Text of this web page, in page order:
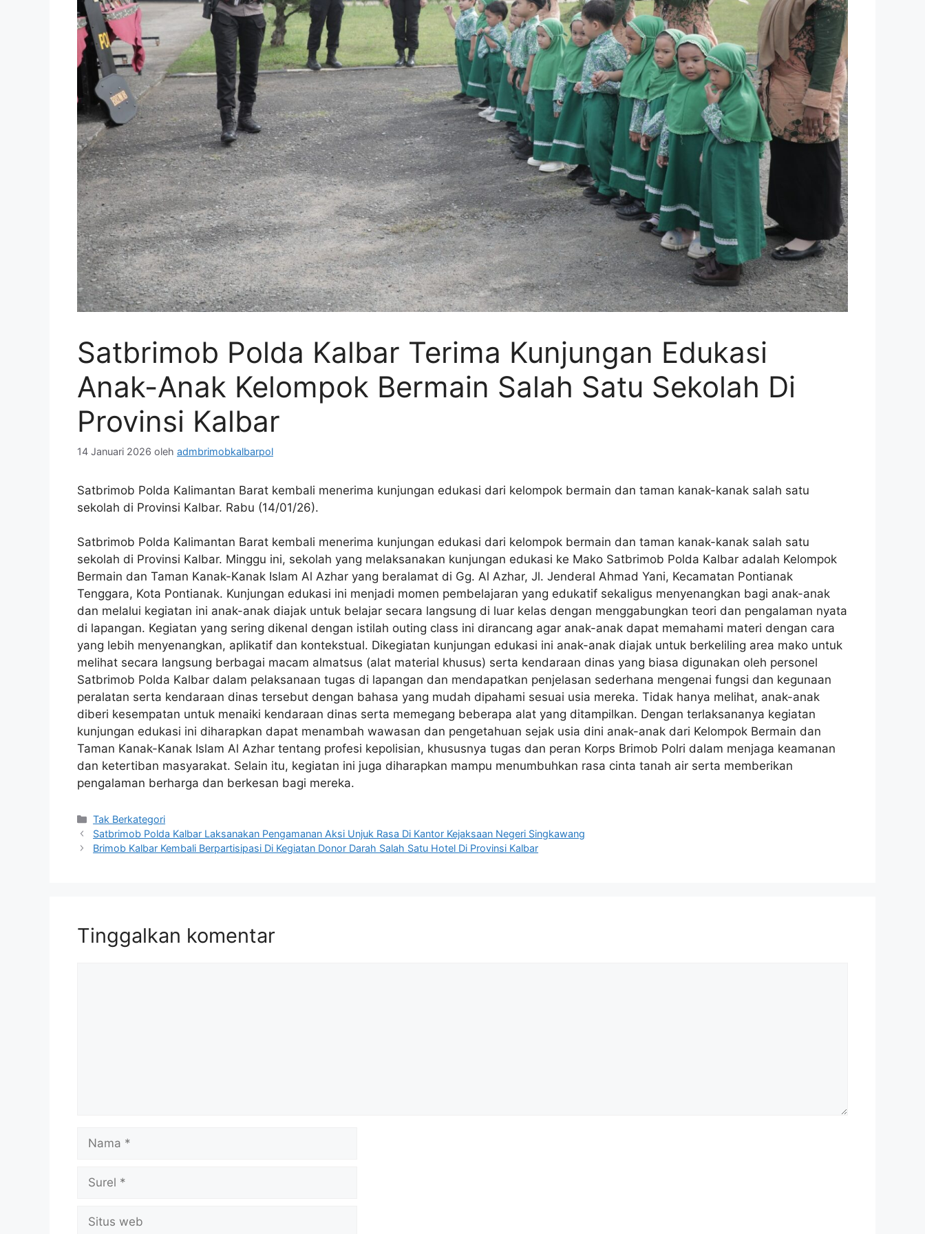
Satbrimob Polda Kalbar Terima Kunjungan Edukasi
Anak-Anak Kelompok Bermain Salah Satu Sekolah Di
Provinsi Kalbar
14 Januari 2026 oleh admbrimobkalbarpol
Satbrimob Polda Kalimantan Barat kembali menerima kunjungan edukasi dari kelompok bermain dan taman kanak-kanak salah satu
sekolah di Provinsi Kalbar. Rabu (14/01/26).
Satbrimob Polda Kalimantan Barat kembali menerima kunjungan edukasi dari kelompok bermain dan taman kanak-kanak salah satu
sekolah di Provinsi Kalbar. Minggu ini, sekolah yang melaksanakan kunjungan edukasi ke Mako Satbrimob Polda Kalbar adalah Kelompok
Bermain dan Taman Kanak-Kanak Islam Al Azhar yang beralamat di Gg. Al Azhar, Jl. Jenderal Ahmad Yani, Kecamatan Pontianak
Tenggara, Kota Pontianak. Kunjungan edukasi ini menjadi momen pembelajaran yang edukatif sekaligus menyenangkan bagi anak-anak
dan melalui kegiatan ini anak-anak diajak untuk belajar secara langsung di luar kelas dengan menggabungkan teori dan pengalaman nyata
di lapangan. Kegiatan yang sering dikenal dengan istilah outing class ini dirancang agar anak-anak dapat memahami materi dengan cara
yang lebih menyenangkan, aplikatif dan kontekstual. Dikegiatan kunjungan edukasi ini anak-anak diajak untuk berkeliling area mako untuk
melihat secara langsung berbagai macam almatsus (alat material khusus) serta kendaraan dinas yang biasa digunakan oleh personel
Satbrimob Polda Kalbar dalam pelaksanaan tugas di lapangan dan mendapatkan penjelasan sederhana mengenai fungsi dan kegunaan
peralatan serta kendaraan dinas tersebut dengan bahasa yang mudah dipahami sesuai usia mereka. Tidak hanya melihat, anak-anak
diberi kesempatan untuk menaiki kendaraan dinas serta memegang beberapa alat yang ditampilkan. Dengan terlaksananya kegiatan
kunjungan edukasi ini diharapkan dapat menambah wawasan dan pengetahuan sejak usia dini anak-anak dari Kelompok Bermain dan
Taman Kanak-Kanak Islam Al Azhar tentang profesi kepolisian, khususnya tugas dan peran Korps Brimob Polri dalam menjaga keamanan
dan ketertiban masyarakat. Selain itu, kegiatan ini juga diharapkan mampu menumbuhkan rasa cinta tanah air serta memberikan
pengalaman berharga dan berkesan bagi mereka.
Kategori
Tak Berkategori
Satbrimob Polda Kalbar Laksanakan Pengamanan Aksi Unjuk Rasa Di Kantor Kejaksaan Negeri Singkawang
Brimob Kalbar Kembali Berpartisipasi Di Kegiatan Donor Darah Salah Satu Hotel Di Provinsi Kalbar
Tinggalkan komentar
web